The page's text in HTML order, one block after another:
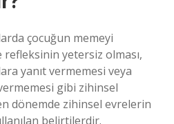
çocuğun memeyi
refleksinin yetersiz olması,
yanıt vermemesi veya
gibi zihinsel
dönemde zihinsel evrelerin
belirtilerdir.